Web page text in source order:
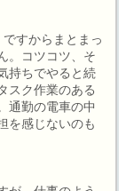
すからまとまっ
。コツコツ、そ
持ちでやると続
スク作業のある
通勤の電車の中
を感じないのも